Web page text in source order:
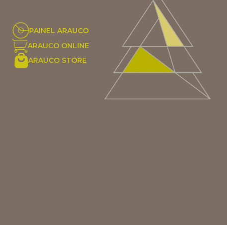
PAINEL ARAUCO
ARAUCO ONLINE
ARAUCO STORE